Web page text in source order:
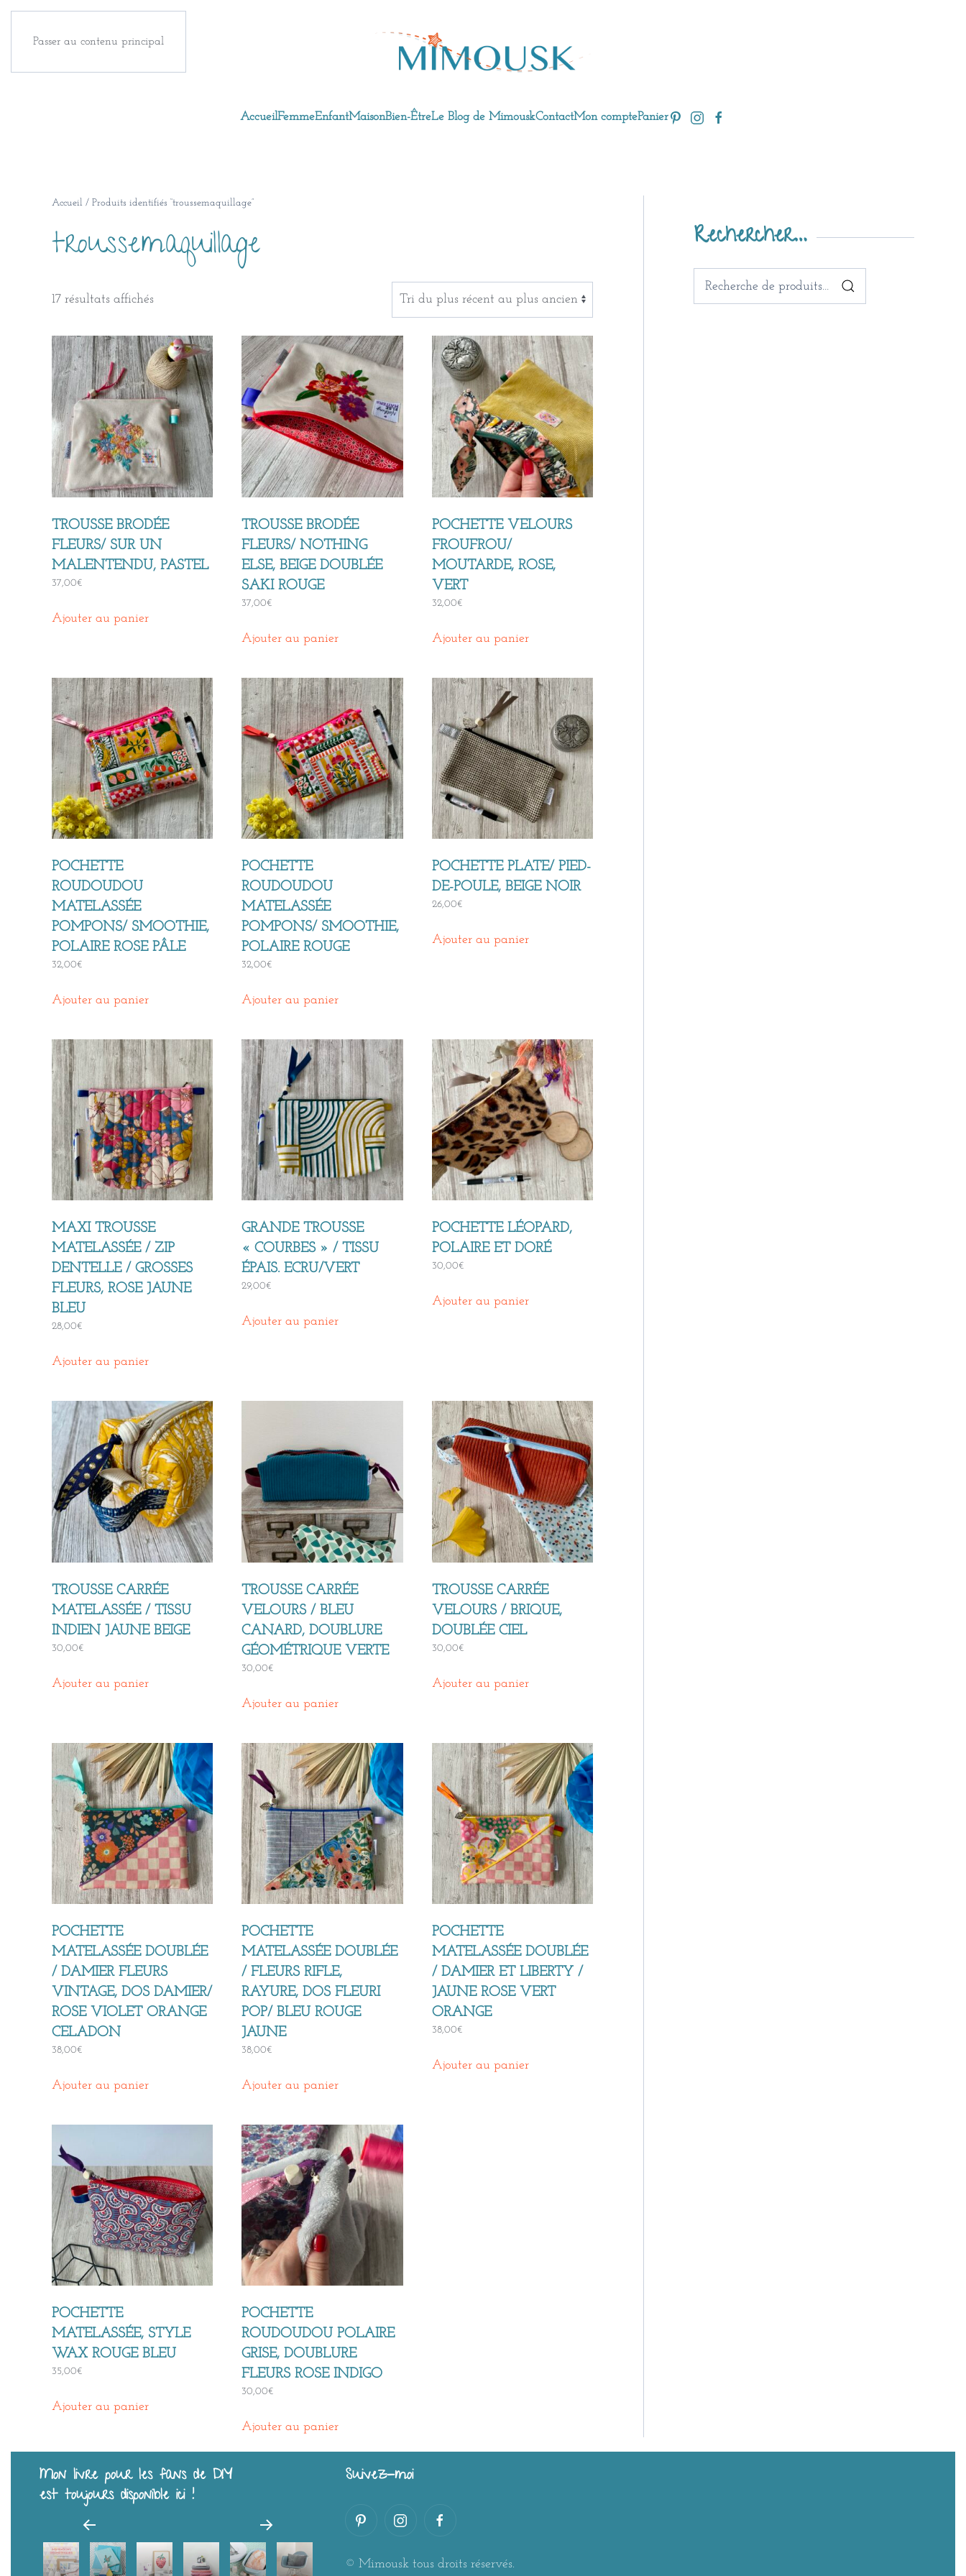
Passer au contenu principal
AccueilFemmeEnfantMaisonBien-ÊtreLe Blog de MimouskContactMon comptePanier
Accueil / Produits identifiés “troussemaquillage”
troussemaquillage
17 résultats affichésTrié
récent
au
plus
ancien
TROUSSE BRODÉE
FLEURS/ SUR UN
MALENTENDU, PASTEL
37,00€
Ajouter au panier
TROUSSE BRODÉE
FLEURS/ NOTHING
ELSE, BEIGE DOUBLÉE
SAKI ROUGE
37,00€
Ajouter au panier
POCHETTE VELOURS
FROUFROU/
MOUTARDE, ROSE,
VERT
32,00€
Ajouter au panier
POCHETTE
ROUDOUDOU
MATELASSÉE
POMPONS/ SMOOTHIE,
POLAIRE ROSE PÂLE
32,00€
Ajouter au panier
POCHETTE
ROUDOUDOU
MATELASSÉE
POMPONS/ SMOOTHIE,
POLAIRE ROUGE
32,00€
Ajouter au panier
POCHETTE PLATE/ PIED-
DE-POULE, BEIGE NOIR
26,00€
Ajouter au panier
MAXI TROUSSE
MATELASSÉE / ZIP
DENTELLE / GROSSES
FLEURS, ROSE JAUNE
BLEU
28,00€
Ajouter au panier
GRANDE TROUSSE
« COURBES » / TISSU
ÉPAIS. ECRU/VERT
29,00€
Ajouter au panier
POCHETTE LÉOPARD,
POLAIRE ET DORÉ
30,00€
Ajouter au panier
TROUSSE CARRÉE
MATELASSÉE / TISSU
INDIEN JAUNE BEIGE
30,00€
Ajouter au panier
TROUSSE CARRÉE
VELOURS / BLEU
CANARD, DOUBLURE
GÉOMÉTRIQUE VERTE
30,00€
Ajouter au panier
TROUSSE CARRÉE
VELOURS / BRIQUE,
DOUBLÉE CIEL
30,00€
Ajouter au panier
POCHETTE
MATELASSÉE DOUBLÉE
/ DAMIER FLEURS
VINTAGE, DOS DAMIER/
ROSE VIOLET ORANGE
CELADON
38,00€
Ajouter au panier
POCHETTE
MATELASSÉE DOUBLÉE
/ FLEURS RIFLE,
RAYURE, DOS FLEURI
POP/ BLEU ROUGE
JAUNE
38,00€
Ajouter au panier
POCHETTE
MATELASSÉE DOUBLÉE
/ DAMIER ET LIBERTY /
JAUNE ROSE VERT
ORANGE
38,00€
Ajouter au panier
POCHETTE
MATELASSÉE, STYLE
WAX ROUGE BLEU
35,00€
Ajouter au panier
POCHETTE
ROUDOUDOU POLAIRE
GRISE, DOUBLURE
FLEURS ROSE INDIGO
30,00€
Ajouter au panier
Rechercher…
Recherche
Mon livre pour les fans de DIY
est toujours disponible ici !
Suivez-moi
© Mimousk tous droits réservés.